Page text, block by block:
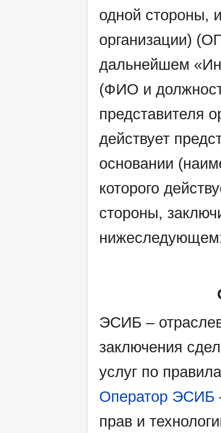
одной стороны,
организации)
дальнейшем
(ФИО и
представителя
действует
основании
которого
стороны,
ЭСИБ –
заключения
услуг по
Оператор ЭСИБ
прав и